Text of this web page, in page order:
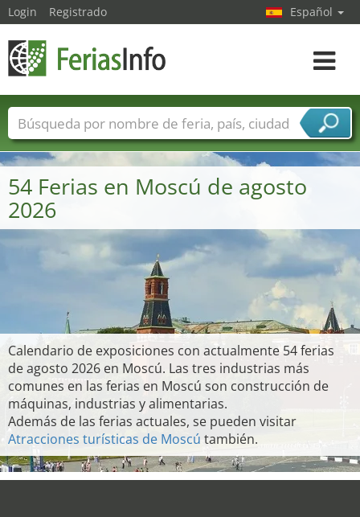
54 Ferias en Moscú de agosto
2026
Calendario de exposiciones con actualmente 54 ferias
de agosto 2026 en Moscú. Las tres industrias más
comunes en las ferias en Moscú son construcción de
máquinas, industrias y alimentarias.
Además de las ferias actuales, se pueden visitar
Atracciones turísticas de Moscú también.
Login Registrado Español
toggle
Nombres de ferias Países
Ciudades
Sectores de ferias
Sectores de proveedor de servicios